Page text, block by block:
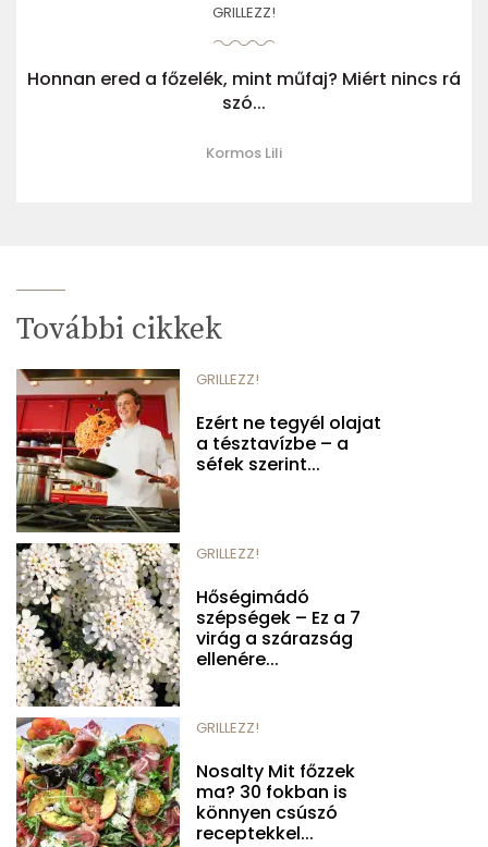
GRILLEZZ!
Honnan ered a főzelék, mint műfaj? Miért nincs rá
szó...
Kormos Lili
További cikkek
GRILLEZZ!
Ezért ne tegyél olajat
a tésztavízbe – a
séfek szerint...
GRILLEZZ!
Hőségimádó
szépségek – Ez a 7
virág a szárazság
ellenére...
GRILLEZZ!
Nosalty Mit főzzek
ma? 30 fokban is
könnyen csúszó
receptekkel...